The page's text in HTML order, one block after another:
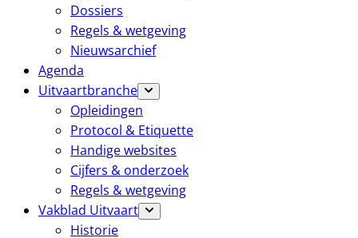
Dossiers
Regels & wetgeving
Nieuwsarchief
Agenda
Uitvaartbranche
Opleidingen
Protocol & Etiquette
Handige websites
Cijfers & onderzoek
Regels & wetgeving
Vakblad Uitvaart
Historie